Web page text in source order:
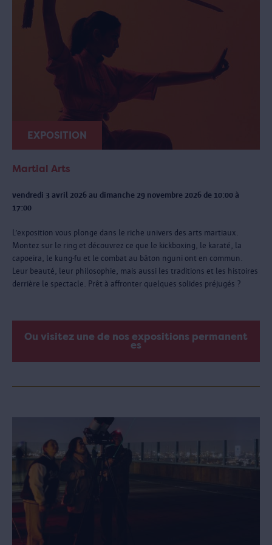
EXPOSITION
Martial Arts
vendredi 3 avril 2026 au dimanche 29 novembre 2026 de 10:00 à
17:00
L’exposition vous plonge dans le riche univers des arts martiaux.
Montez sur le ring et découvrez ce que le kickboxing, le karaté, la
capoeira, le kung-fu et le combat au bâton nguni ont en commun.
Leur beauté, leur philosophie, mais aussi les traditions et les histoires
derrière le spectacle. Prêt à affronter quelques solides préjugés ?
Ou visitez une de nos expositions permanent
es